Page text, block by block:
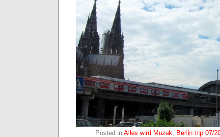
Posted in Alles wird Muzak, Berlin trip 07/